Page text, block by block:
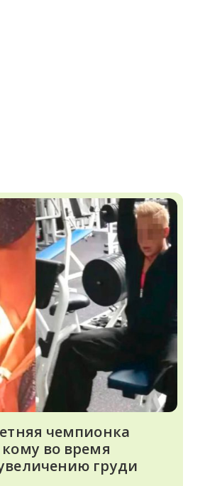
чемпионка
во время
груди